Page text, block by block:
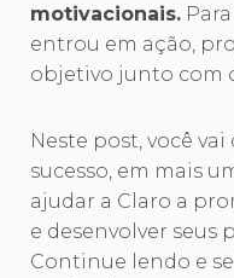
motivacionais.
entrou em ação,
objetivo junto com
Neste post, você
sucesso, em mais
ajudar a Claro a
e desenvolver seus
Continue lendo e